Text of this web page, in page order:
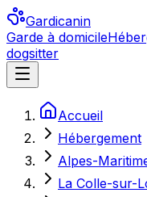
Gardicanin
Garde à domicile
dogsitter
Accueil
Hébergement
Alpes-
La Colle-sur-